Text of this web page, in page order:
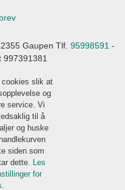
Gaupen Tlf. 95998591-
997391381
slik at
og
service. Vi
til å
og huske
siden som
dette.
Les
for